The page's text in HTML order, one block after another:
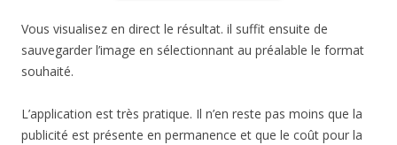
Vous visualisez en direct le résultat. il suffit ensuite de
sauvegarder l’image en sélectionnant au préalable le format
souhaité.
L’application est très pratique. Il n’en reste pas moins que la
publicité est présente en permanence et que le coût pour la